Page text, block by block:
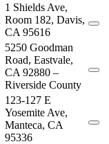
1 Shields Ave,
Room 182, Davis,
CA 95616
5250 Goodman
Road, Eastvale,
CA 92880 –
Riverside County
123-127 E
Yosemite Ave,
Manteca, CA
95336